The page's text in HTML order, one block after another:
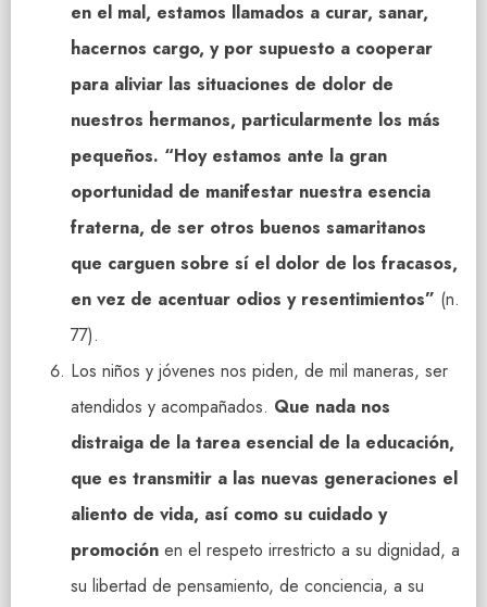
en el mal, estamos llamados a curar, sanar,
hacernos cargo, y por supuesto a cooperar
para aliviar las situaciones de dolor de
nuestros hermanos, particularmente los más
pequeños. “Hoy estamos ante la gran
oportunidad de manifestar nuestra esencia
fraterna, de ser otros buenos samaritanos
que carguen sobre sí el dolor de los fracasos,
en vez de acentuar odios y resentimientos” (n.
77).
Los niños y jóvenes nos piden, de mil maneras, ser
atendidos y acompañados. Que nada nos
distraiga de la tarea esencial de la educación,
que es transmitir a las nuevas generaciones el
aliento de vida, así como su cuidado y
promoción en el respeto irrestricto a su dignidad, a
su libertad de pensamiento, de conciencia, a su